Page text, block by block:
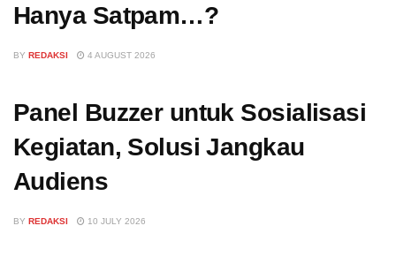
Hanya Satpam…?
BY REDAKSI 4 AUGUST 2026
Panel Buzzer untuk Sosialisasi
Kegiatan, Solusi Jangkau
Audiens
BY REDAKSI 10 JULY 2026